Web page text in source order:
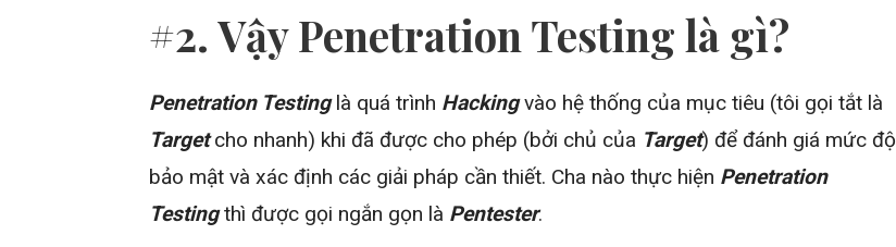
#2. Vậy Penetration Testing là gì?
Penetration Testinglà quá trình Hackingvào hệ thống của mục tiêu (tôi gọi tắt là
Targetcho nhanh) khi đã được cho phép (bởi chủ của Target) để đánh giá mức độ
bảo mật và xác định các giải pháp cần thiết. Cha nào thực hiện Penetration
Testingthì được gọi ngắn gọn là Pentester.